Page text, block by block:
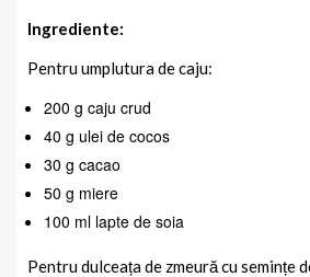
Ingrediente:
Pentru umplutura de caju:
200 g caju crud
40 g ulei de cocos
30 g cacao
50 g miere
100 ml lapte de soia
Pentru dulceața de zmeură cu semințe